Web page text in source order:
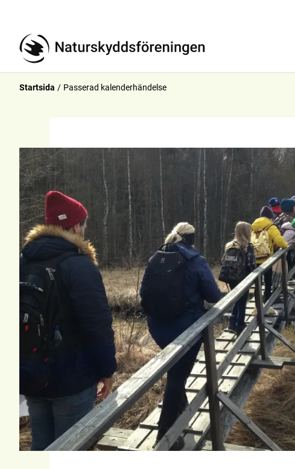
Startsida Passerad kalenderhändelse